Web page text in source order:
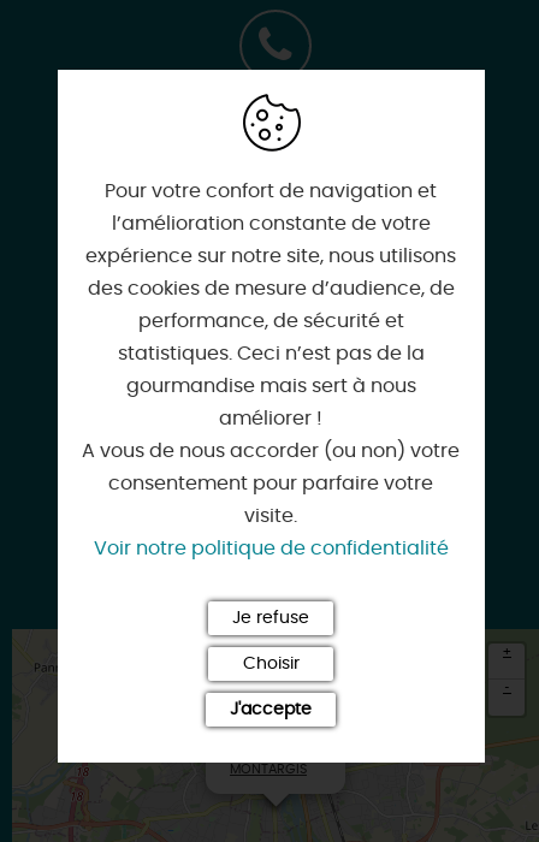
Facebook
×
MONTARGIS
+
-
Pour votre confort de navigation et
l’amélioration constante de votre
expérience sur notre site, nous utilisons
des cookies de mesure d’audience, de
performance, de sécurité et
statistiques. Ceci n’est pas de la
gourmandise mais sert à nous
améliorer !
A vous de nous accorder (ou non) votre
consentement pour parfaire votre
visite.
Voir notre politique de confidentialité
Je refuse
Choisir
J'accepte